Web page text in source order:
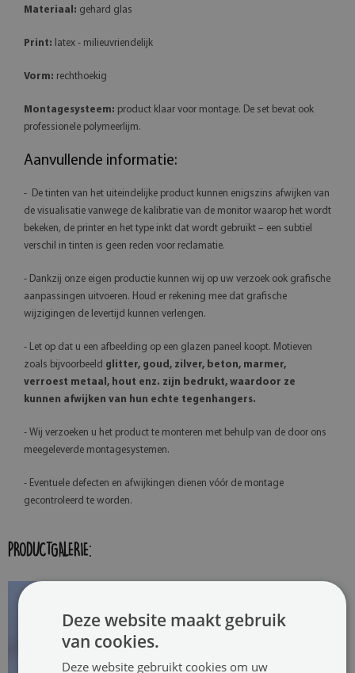
Materiaal: gehard glas
Print: latex - milieuvriendelijk
Vorm: rechthoekig
Montagesysteem: product klaar voor montage. De set bevat ook
professionele polymeerlijm.
Aanvullende informatie:
- De tinten van het uiteindelijke product kunnen enigszins afwijken van
de visualisatie vanwege de kalibratie van de monitor waarop het wordt
bekeken, de printer en het type inkt dat wordt gebruikt – een subtiel
verschil in tinten is geen reden voor reclamatie.
- Dankzij onze eigen productie kunnen wij op uw verzoek ook grafische
aanpassingen uitvoeren. Houd er rekening mee dat grafische
wijzigingen de levertijd kunnen verlengen.
- Let op dat u een afbeelding op een glazen paneel koopt. Motieven
zoals bijvoorbeeld glitter, goud, zilver, beton, marmer,
verroest metaal, hout enz. zijn bedrukt, waardoor ze
kunnen afwijken van hun echte tegenhangers.
- Wij verzoeken u het product te monteren met behulp van de door ons
meegeleverde montagesystemen.
- Eventuele defecten en afwijkingen dienen vóór de montage
gecontroleerd te worden.
PRODUCTGALERIE:
Deze website maakt gebruik
van cookies.
Deze website gebruikt cookies om uw